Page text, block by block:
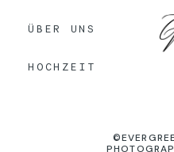
ÜBER UNS
HOCHZEIT